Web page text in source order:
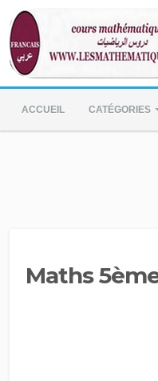
ACCUEIL CATÉGORIES
Maths